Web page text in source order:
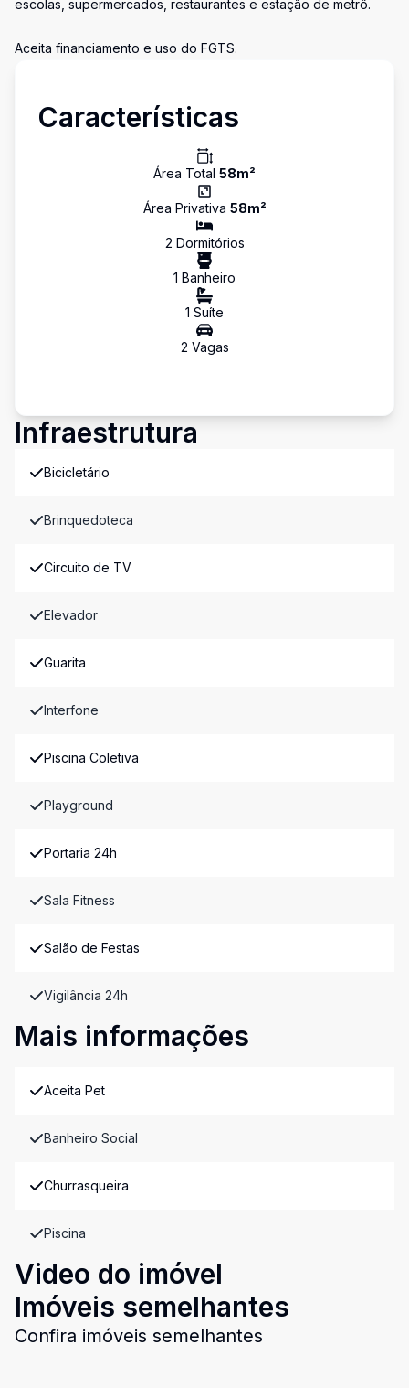
escolas, supermercados, restaurantes e estação de metrô.
Aceita financiamento e uso do FGTS.
Características
Área Total 58m²
Área Privativa 58m²
2 Dormitórios
1 Banheiro
1 Suíte
2 Vagas
Infraestrutura
Bicicletário
Brinquedoteca
Circuito de TV
Elevador
Guarita
Interfone
Piscina Coletiva
Playground
Portaria 24h
Sala Fitness
Salão de Festas
Vigilância 24h
Mais informações
Aceita Pet
Banheiro Social
Churrasqueira
Piscina
Video do imóvel
Imóveis semelhantes
Confira imóveis semelhantes